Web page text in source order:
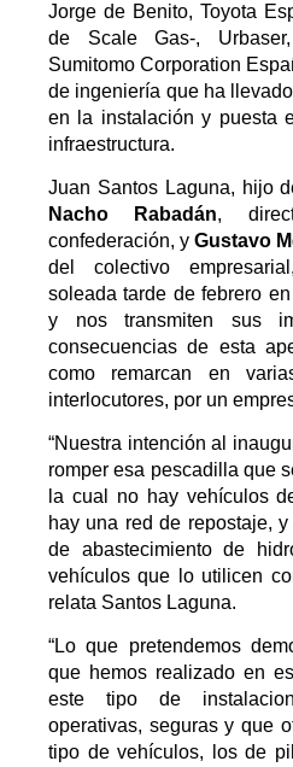
Jorge de Benito, Toyota
de Scale Gas-,
Sumitomo Corporation
de ingeniería que ha
en la instalación y puesta
infraestructura.
Juan Santos Laguna, hijo
Nacho Rabadán,
confederación, y Gustavo
del colectivo
soleada tarde de febrero
y nos transmiten sus
consecuencias de esta
como remarcan en
interlocutores, por un
“Nuestra intención al
romper esa pescadilla que
la cual no hay vehículos
hay una red de repostaje,
de abastecimiento de
vehículos que lo utilicen
relata Santos Laguna.
“Lo que pretendemos
que hemos realizado en
este tipo de
operativas, seguras y que
tipo de vehículos, los de